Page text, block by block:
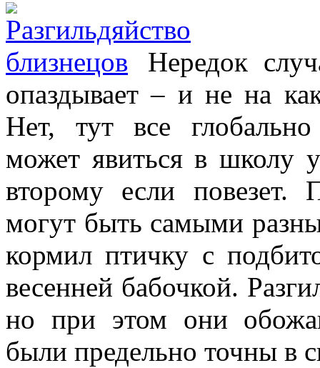
Нередок
опаздывает – и не на
Нет, тут все
может явиться в школу
второму если
могут быть самыми
кормил птичку с
весенней бабочкой.
но при этом они
были предельно точны в